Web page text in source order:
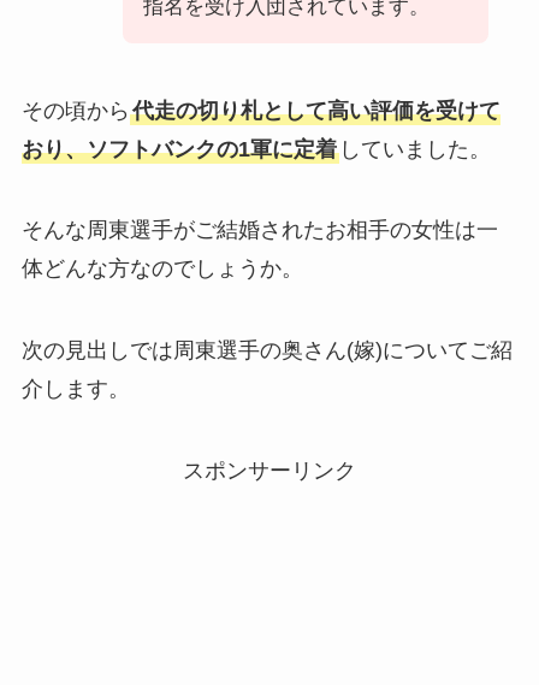
指名を受け入団されています。
その頃から 代走の切り札として高い評価を受けて
おり、ソフトバンクの1軍に定着していました。
そんな周東選手がご結婚されたお相手の女性は一
体どんな方なのでしょうか。
次の見出しでは周東選手の奥さん(嫁)についてご紹
介します。
スポンサーリンク